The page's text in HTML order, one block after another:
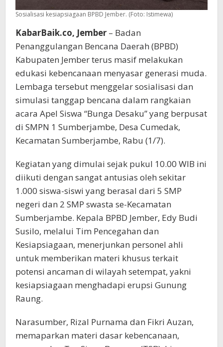
Sosialisasi kesiapsiagaan BPBD Jember. (Foto: Istimewa)
KabarBaik.co, Jember – Badan
Penanggulangan Bencana Daerah (BPBD)
Kabupaten Jember terus masif melakukan
edukasi kebencanaan menyasar generasi muda.
Lembaga tersebut menggelar sosialisasi dan
simulasi tanggap bencana dalam rangkaian
acara Apel Siswa “Bunga Desaku” yang berpusat
di SMPN 1 Sumberjambe, Desa Cumedak,
Kecamatan Sumberjambe, Rabu (1/7).
Kegiatan yang dimulai sejak pukul 10.00 WIB ini
diikuti dengan sangat antusias oleh sekitar
1.000 siswa-siswi yang berasal dari 5 SMP
negeri dan 2 SMP swasta se-Kecamatan
Sumberjambe. Kepala BPBD Jember, Edy Budi
Susilo, melalui Tim Pencegahan dan
Kesiapsiagaan, menerjunkan personel ahli
untuk memberikan materi khusus terkait
potensi ancaman di wilayah setempat, yakni
kesiapsiagaan menghadapi erupsi Gunung
Raung.
Narasumber, Rizal Purnama dan Fikri Auzan,
memaparkan materi dasar kebencanaan,